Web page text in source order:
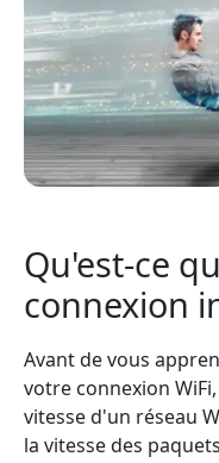
Qu'est-ce
connexion
Avant de vous
votre connexion
vitesse d'un réseau
la vitesse des